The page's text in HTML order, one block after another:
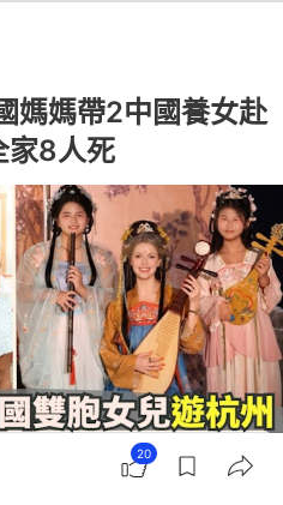
媽媽帶2中國養女赴
8人死
20